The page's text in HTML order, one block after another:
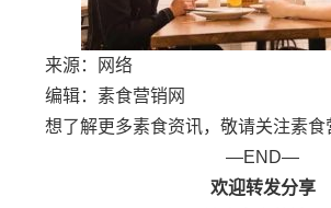
来源：网络
编辑：素食营销网
想了解更多素食资讯，敬请关注素食
—END—
欢迎转发分享